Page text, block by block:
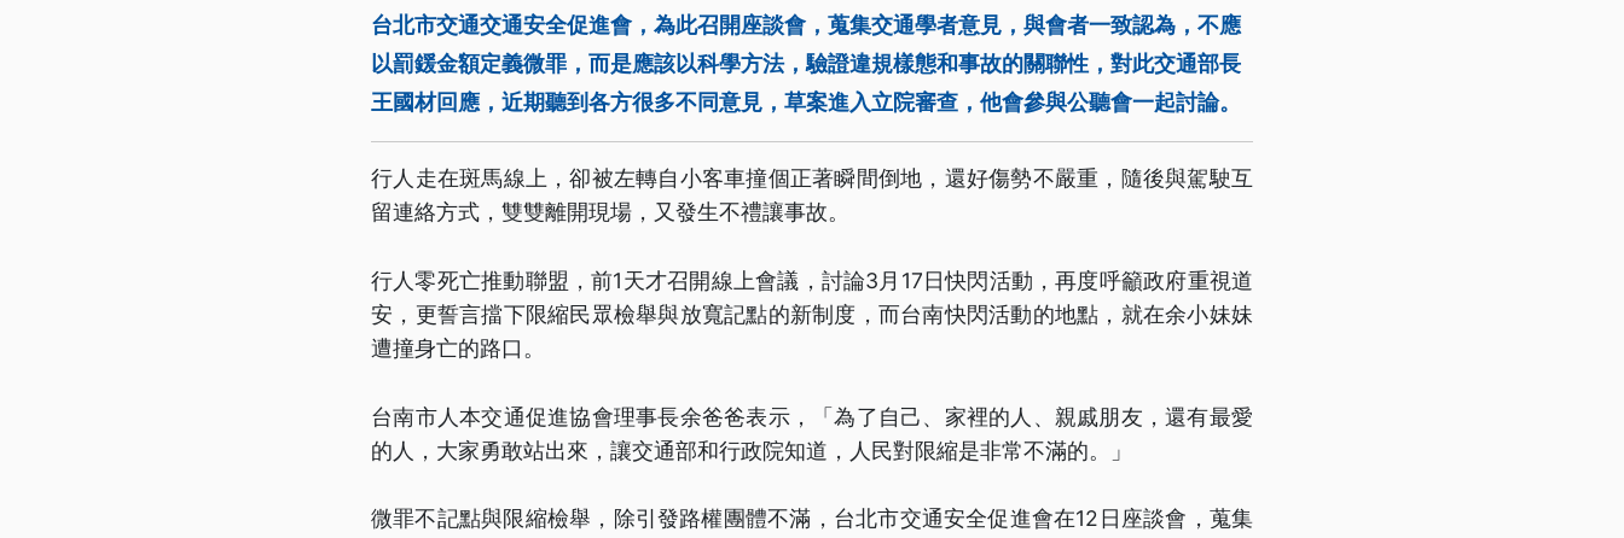
台北市交通交通安全促進會，為此召開座談會，蒐集交通學者意見，與會者一致認為，不應
以罰鍰金額定義微罪，而是應該以科學方法，驗證違規樣態和事故的關聯性，對此交通部長
王國材回應，近期聽到各方很多不同意見，草案進入立院審查，他會參與公聽會一起討論。
行人走在斑馬線上，卻被左轉自小客車撞個正著瞬間倒地，還好傷勢不嚴重，隨後與駕駛互
留連絡方式，雙雙離開現場，又發生不禮讓事故。
行人零死亡推動聯盟，前1天才召開線上會議，討論3月17日快閃活動，再度呼籲政府重視道
安，更誓言擋下限縮民眾檢舉與放寬記點的新制度，而台南快閃活動的地點，就在余小妹妹
遭撞身亡的路口。
台南市人本交通促進協會理事長余爸爸表示，「為了自己、家裡的人、親戚朋友，還有最愛
的人，大家勇敢站出來，讓交通部和行政院知道，人民對限縮是非常不滿的。」
微罪不記點與限縮檢舉，除引發路權團體不滿，台北市交通安全促進會在12日座談會，蒐集